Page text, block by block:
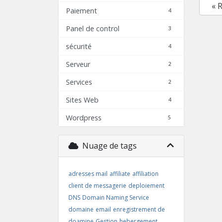
4
Paiement
3
Panel de control
4
sécurité
2
Serveur
2
Services
4
Sites Web
5
Wordpress
Nuage de tags
adresses mail affiliate affiliation
client de messagerie deploiement
DNS Domain Naming Service
domaine email enregistrement de
«